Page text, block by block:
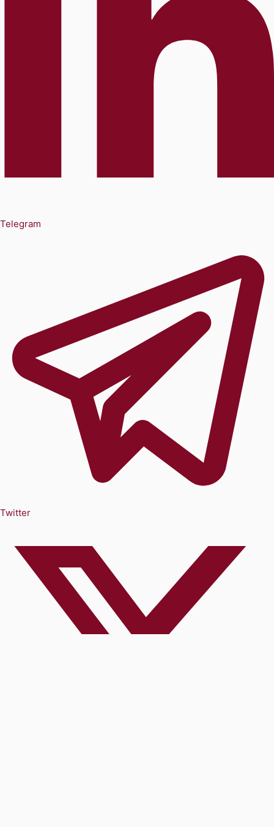
Telegram
Twitter